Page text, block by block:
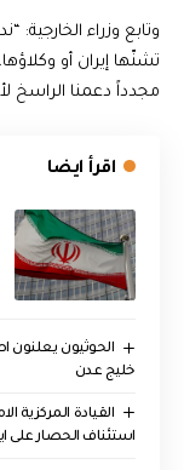
وتابع وزراء
تشنّها إيران أو
مجدداً دعمنا الراسخ
اقرأ ايضا
الحوثيون
خليج عدن
استئناف الحصار على